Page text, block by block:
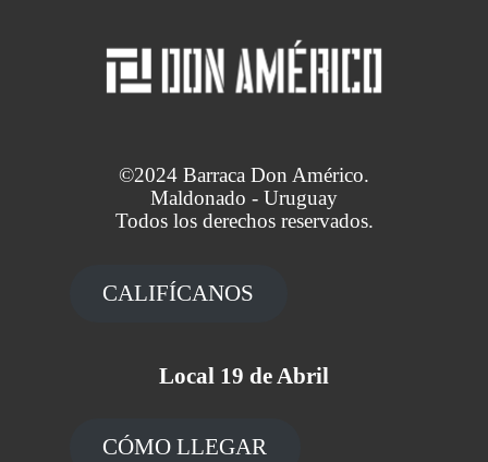
©2024 Barraca Don Américo.
Maldonado - Uruguay
Todos los derechos reservados.
CALIFÍCANOS
Local 19 de Abril
CÓMO LLEGAR